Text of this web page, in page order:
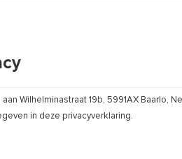
Wilhelminastraat 19b, 5991AX Baarlo,
in deze privacyverklaring.